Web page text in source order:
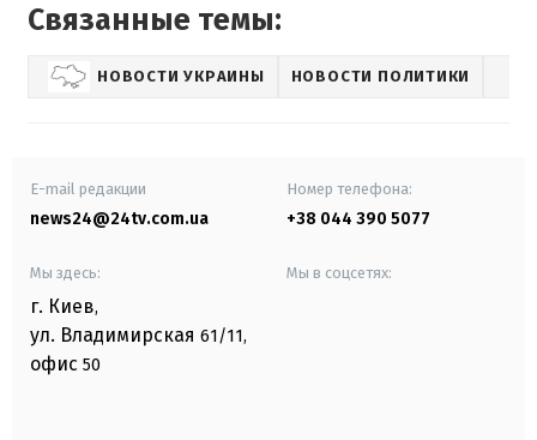
Связанные темы:
НОВОСТИ УКРАИНЫ НОВОСТИ ПОЛИТИКИ
E-mail редакции
news24@24tv.com.ua
Номер телефона:
+38 044 390 5077
Мы здесь:
г. Киев,
ул. Владимирская 61/11,
офис 50
Мы в соцсетях: